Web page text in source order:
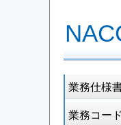
業務仕様
業務コー